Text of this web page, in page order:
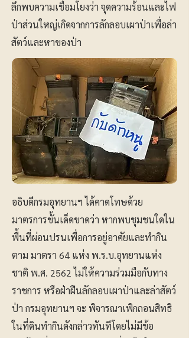
ลึกพบความเชื่อมโยงว่า จุดความร้อนและไฟ
ป่าส่วนใหญ่เกิดจากการลักลอบเผาป่าเพื่อล่า
สัตว์และหาของป่า
อธิบดีกรมอุทยานฯ ได้คาดโทษด้วย
มาตรการขั้นเด็ดขาดว่า หากพบชุมชนใดใน
พื้นที่ผ่อนปรนเพื่อการอยู่อาศัยและทำกิน
ตาม มาตรา 64 แห่ง พ.ร.บ.อุทยานแห่ง
ชาติ พ.ศ. 2562 ไม่ให้ความร่วมมือกับทาง
ราชการ หรือฝ่าฝืนลักลอบเผาป่าและล่าสัตว์
ป่า กรมอุทยานฯ จะ พิจารณาเพิกถอนสิทธิ
ในที่ดินทำกินดังกล่าวทันทีโดยไม่มีข้อ